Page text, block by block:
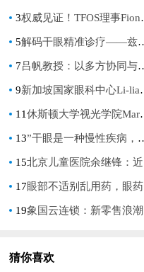
3权威见证！TFOS理事Fiona：让世界看见中国干眼的崛起力量
5解码干眼精准诊疗——兹润上市五周年暨眼健康病例分享会在全国眼科年会期间盛大举行
7吕帆教授：以多方协同与全流程管理守护儿童青少年清晰视界
9新加坡国家眼科中心Li-lian Foo：儿童青少年近视防控得核心目标是阻止孩子进入 “高度近视危险区”
11休斯顿大学视光学院Mark A.Bullimore教授：儿童青少年近视防控，每一个屈光度都重要
13”干眼是一种慢性疾病，需要经过系统管理和长期治疗“刘祖国教授谈干眼治疗
15北京儿童医院余继锋：近视防控不是选择题，而是必答题
17眼部不适别乱用药，眼药水你真的用对了吗？
19象国云连锁：新零售浪潮的领航者，邀您共创价值新高地
猜你喜欢